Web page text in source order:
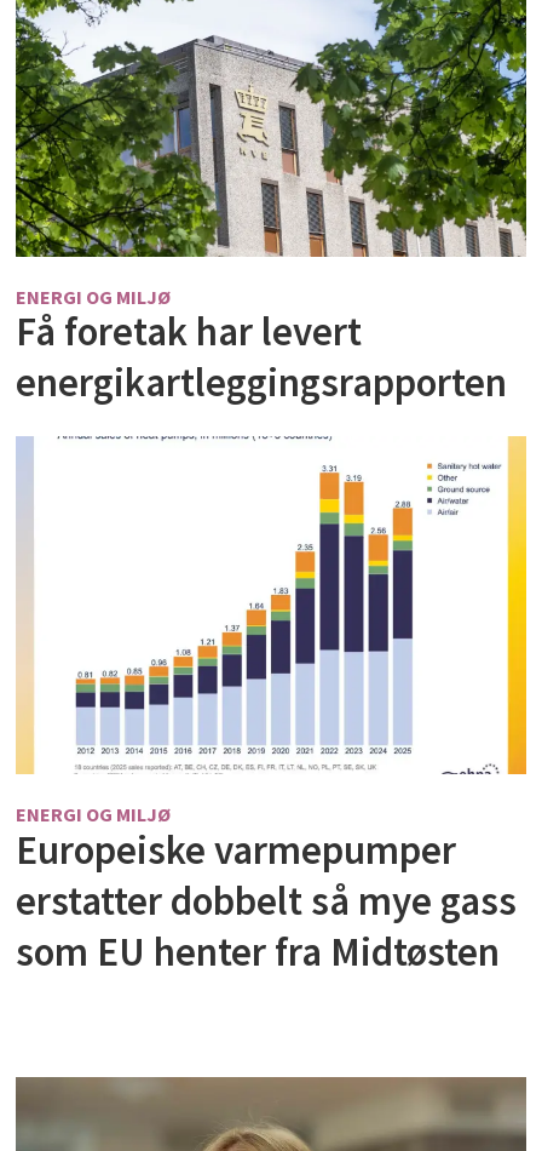
ENERGI OG MILJØ
Få foretak har levert
energikartleggingsrapporten
ENERGI OG MILJØ
Europeiske varmepumper
erstatter dobbelt så mye gass
som EU henter fra Midtøsten